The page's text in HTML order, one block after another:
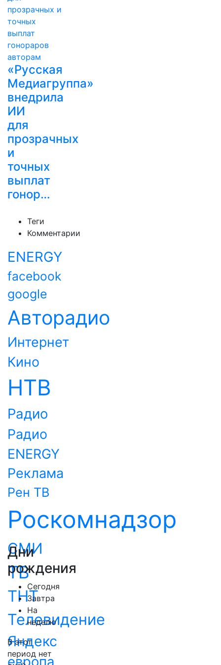
«Русская
Медиагруппа»
внедрила
ИИ
для
прозрачных
и
точных
выплат
гонор…
Теги
Комментарии
ENERGY
facebook
google
Авторадио
Интернет
Кино
НТВ
Радио
Радио
ENERGY
Реклама
Рен ТВ
Роскомнадзор
СМИ
ТВ
ТНТ
Телевидение
Яндекс
европа
Дни
рождения
Сегодня
Завтра
На
неделю
В этот
период нет